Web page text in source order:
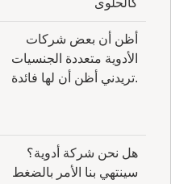
كالحلوى
أظن أن بعض شركات
الأدوية متعددة الجنسيات
.تريدني أظن أن لها فائدة
هل نحن شركة أدوية؟
سينتهي بنا الأمر بالضغط